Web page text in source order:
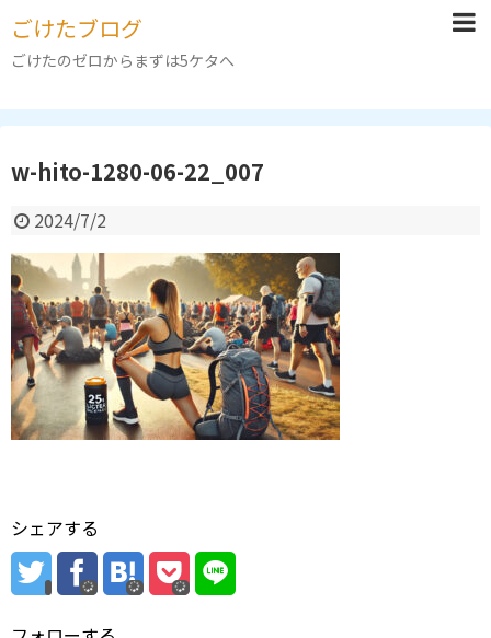
ごけたブログ
ごけたのゼロからまずは5ケタへ
w-hito-1280-06-22_007
2024/7/2
シェアする